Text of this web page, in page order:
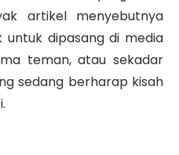
artikel menyebutnya
dipasang di media
teman, atau sekadar
sedang berharap kisah